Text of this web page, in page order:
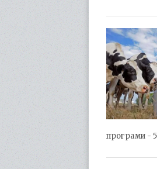
програми -